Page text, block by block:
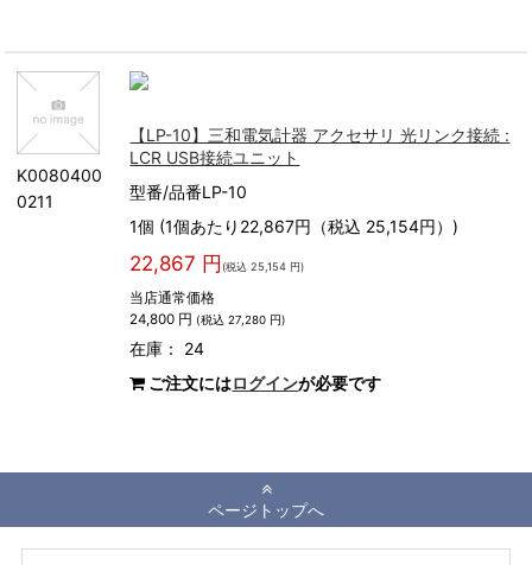
K0080400
0211
【LP-10】三和電気計器 アクセサリ 光リンク接続 :
LCR USB接続ユニット
型番/品番LP-10
1個 (1個あたり22,867円（税込 25,154円）)
22,867 円 (税込 25,154 円)
当店通常価格
24,800 円 (税込 27,280 円)
在庫： 24
ご注文にはログインが必要です
ページトップへ